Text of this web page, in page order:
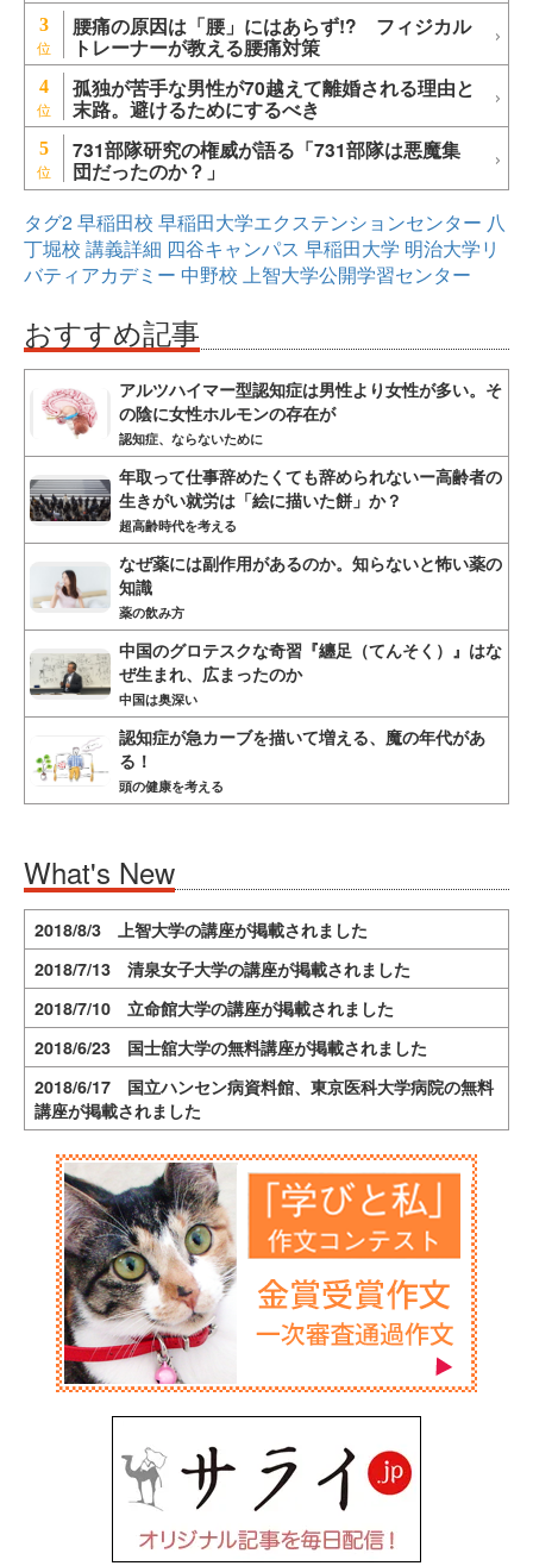
3 腰痛の原因は「腰」にはあらず!? フィジカル
トレーナーが教える腰痛対策
4 孤独が苦手な男性が70越えて離婚される理由と
末路。避けるためにするべき
5 731部隊研究の権威が語る「731部隊は悪魔集
団だったのか？」
タグ2早稲田校 早稲田大学エクステンションセンター 八
丁堀校 講義詳細 四谷キャンパス 早稲田大学 明治大学リ
バティアカデミー 中野校 上智大学公開学習センター
おすすめ記事
アルツハイマー型認知症は男性より女性が多い。そ
の陰に女性ホルモンの存在が
認知症、ならないために
年取って仕事辞めたくても辞められないー高齢者の
生きがい就労は「絵に描いた餅」か？
超高齢時代を考える
なぜ薬には副作用があるのか。知らないと怖い薬の
知識
薬の飲み方
中国のグロテスクな奇習『纏足（てんそく）』はな
ぜ生まれ、広まったのか
中国は奥深い
認知症が急カーブを描いて増える、魔の年代があ
る！
頭の健康を考える
What's New
2018/8/3 上智大学の講座が掲載されました
2018/7/13 清泉女子大学の講座が掲載されました
2018/7/10 立命館大学の講座が掲載されました
2018/6/23 国士舘大学の無料講座が掲載されました
2018/6/17 国立ハンセン病資料館、東京医科大学病院の無料
講座が掲載されました